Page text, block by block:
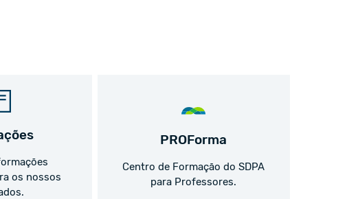
os nossos
PROForma
Centro de Formação do SDPA
para Professores.